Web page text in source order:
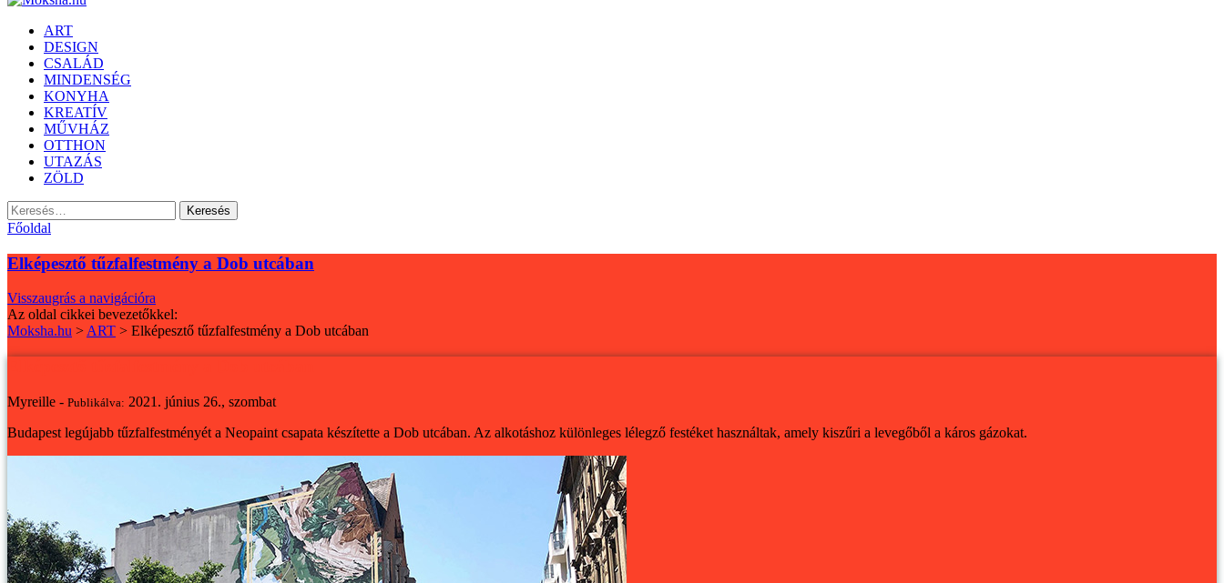
ART
DESIGN
CSALÁD
MINDENSÉG
KONYHA
KREATÍV
MŰVHÁZ
OTTHON
UTAZÁS
ZÖLD
Keresés:
Főoldal
Elképesztő tűzfalfestmény a Dob utcában
Visszaugrás a navigációra
Az oldal cikkei bevezetőkkel:
Moksha.hu >ART > Elképesztő tűzfalfestmény a Dob utcában
Myreille - Publikálva: 2021. június 26., szombat
Budapest legújabb tűzfalfestményét a Neopaint csapata készítette a Dob utcában. Az alkotáshoz különleges lélegző festéket használtak, amely kiszűri a levegőből a káros gázokat.